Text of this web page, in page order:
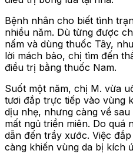
Bệnh nhân cho biết tình
nhiều năm. Dù từng được
nấm và dùng thuốc Tây,
lời mách bảo, chị tìm đến
điều trị bằng thuốc Nam.
Suốt một năm, chị M. vừa
tươi đắp trực tiếp vào vùng
dịu nhẹ, nhưng càng về
mất ngủ triền miên. Do quá
dẫn đến trầy xước. Việc
càng khiến vùng da bị kích